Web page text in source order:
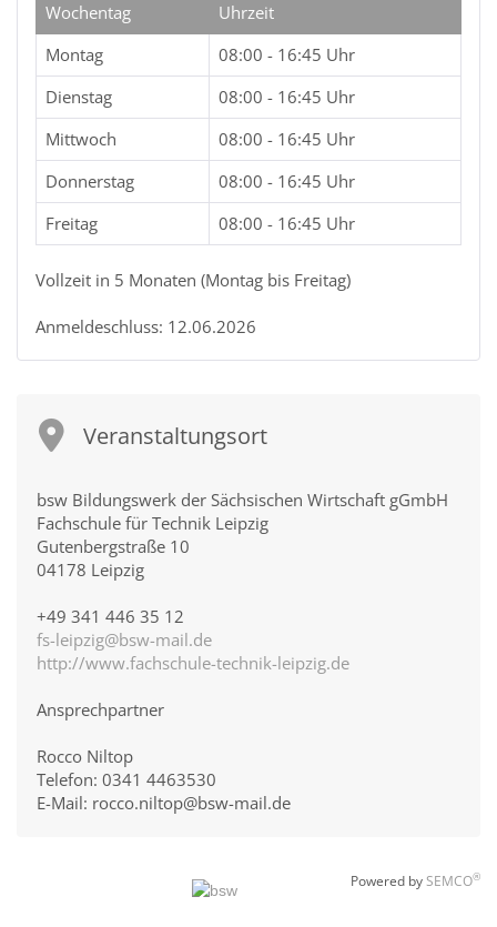
Wochentag
Uhrzeit
Montag
08:00 - 16:45 Uhr
Dienstag
08:00 - 16:45 Uhr
Mittwoch
08:00 - 16:45 Uhr
Donnerstag
08:00 - 16:45 Uhr
Freitag
08:00 - 16:45 Uhr
Vollzeit in 5 Monaten (Montag bis Freitag)
Anmeldeschluss: 12.06.2026
Veranstaltungsort
bsw Bildungswerk der Sächsischen Wirtschaft gGmbH
Fachschule für Technik Leipzig
Gutenbergstraße 10
04178 Leipzig
+49 341 446 35 12
fs-leipzig@bsw-mail.de
http://www.fachschule-technik-leipzig.de
Ansprechpartner
Rocco Niltop
Telefon: 0341 4463530
E-Mail: rocco.niltop@bsw-mail.de
Powered bySEMCO®